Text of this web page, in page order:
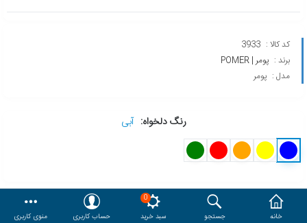
دسترسی کاربری
خانه جستجو
0
سبد خرید
حساب کاربری منوی کاربری
کد کالا :
برند : پومر | POMER
مدل : پومر
رنگ دلخواه: آبی
گارانتی سلامت فیزیکی کالا رایگان